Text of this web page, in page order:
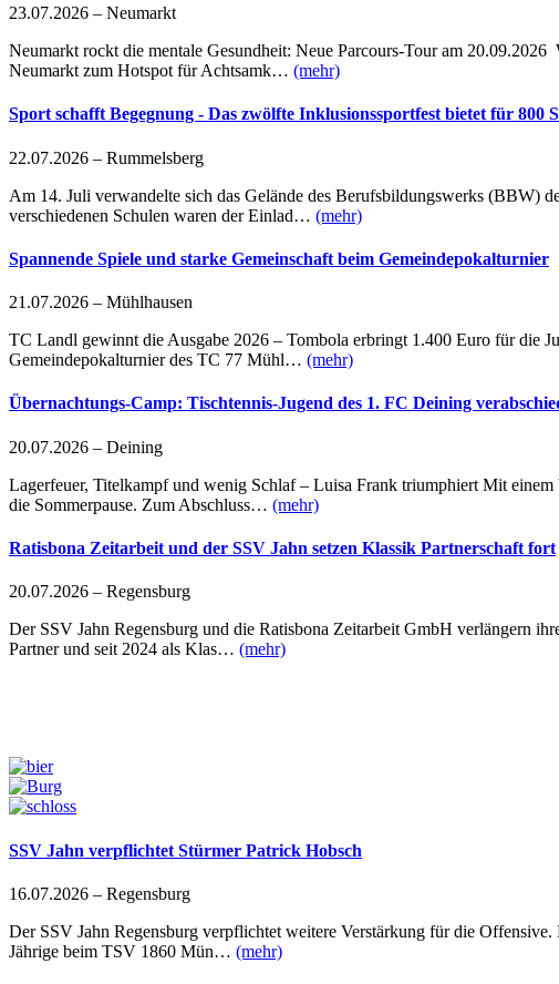
23.07.2026 – Neumarkt
Neumarkt rockt die mentale Gesundheit: Neue Parcours-Tour am
Neumarkt zum Hotspot für Achtsamk… (mehr)
Sport schafft Begegnung - Das zwölfte Inklusionssportfest bietet für 800
22.07.2026 – Rummelsberg
Am 14. Juli verwandelte sich das Gelände des Berufsbildungswerks (BBW)
verschiedenen Schulen waren der Einlad… (mehr)
Spannende Spiele und starke Gemeinschaft beim Gemeindepokalturnier
21.07.2026 – Mühlhausen
TC Landl gewinnt die Ausgabe 2026 – Tombola erbringt 1.400 Euro für die
Gemeindepokalturnier des TC 77 Mühl… (mehr)
Übernachtungs-Camp: Tischtennis-Jugend des 1. FC Deining
20.07.2026 – Deining
Lagerfeuer, Titelkampf und wenig Schlaf – Luisa Frank triumphiert Mit
die Sommerpause. Zum Abschluss… (mehr)
Ratisbona Zeitarbeit und der SSV Jahn setzen Klassik Partnerschaft fort
20.07.2026 – Regensburg
Der SSV Jahn Regensburg und die Ratisbona Zeitarbeit GmbH verlängern
Partner und seit 2024 als Klas… (mehr)
SSV Jahn verpflichtet Stürmer Patrick Hobsch
16.07.2026 – Regensburg
Der SSV Jahn Regensburg verpflichtet weitere Verstärkung für die
Jährige beim TSV 1860 Mün… (mehr)